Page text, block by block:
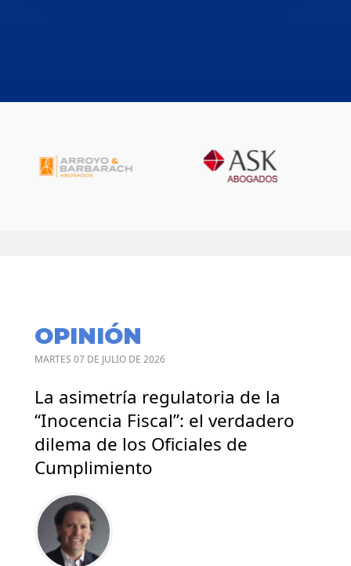
OPINIÓN
MARTES 07 DE JULIO DE 2026
La asimetría regulatoria de la
“Inocencia Fiscal”: el verdadero
dilema de los Oficiales de
Cumplimiento